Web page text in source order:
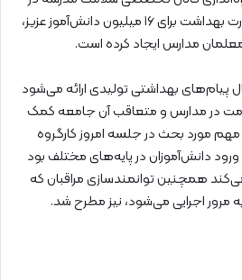
بستر سامانه شاد است که وزارت بهداشت برای ۱۶ میلیون دانش‌آموز عزیز،
مدارس ایجاد کرده است.
پیام‌های بهداشتی تولیدی ارائه می‌شود
در مدارس و متعاقب آن جامعه کمک
مورد بحث در جلسه امروز کارگروه
دانش‌آموزان در پایه‌های مختلف بود
همچنین توانمندسازی مراقبان که
مرور اجرایی می‌شود، نیز مطرح شد.